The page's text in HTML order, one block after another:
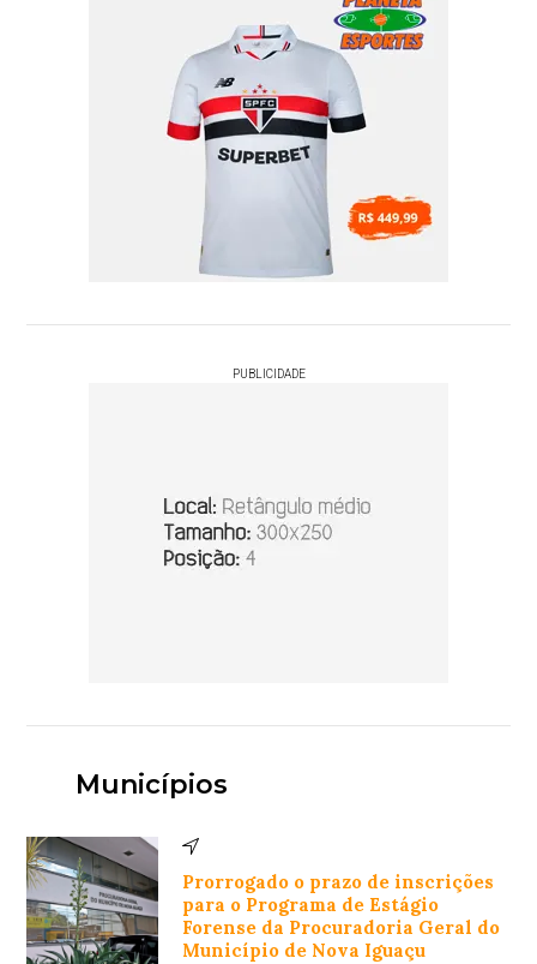
PUBLICIDADE
Municípios
Prorrogado o prazo de inscrições
para o Programa de Estágio
Forense da Procuradoria Geral do
Município de Nova Iguaçu